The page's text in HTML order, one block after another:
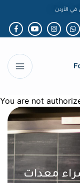
الأردن
You are not
معدات